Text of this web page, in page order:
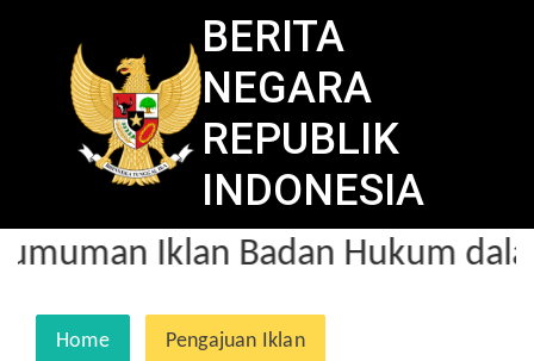
BERITA
NEGARA
REPUBLIK
INDONESIA
Iklan Badan Hukum
Home Pengajuan Iklan